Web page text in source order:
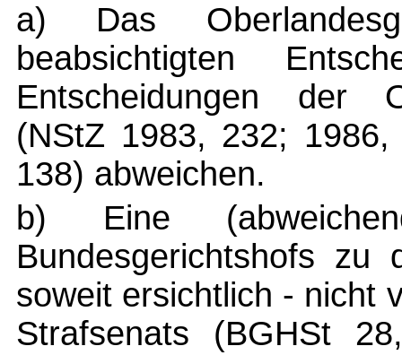
a) Das
beabsichtigten
Entscheidungen der
(NStZ 1983, 232;
138) abweichen.
b) Eine
Bundesgerichtshofs zu
soweit ersichtlich - nicht
Strafsenats (BGHSt